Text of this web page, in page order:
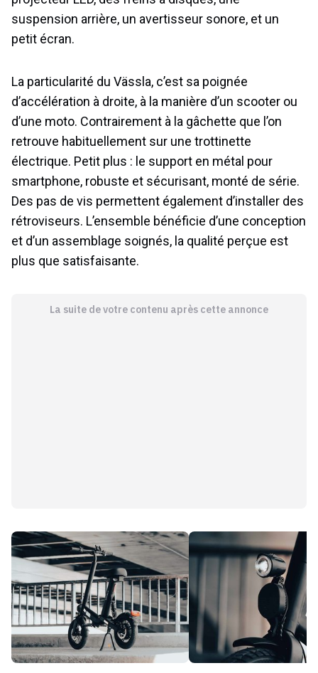
suspension arrière, un avertisseur sonore, et un
petit écran.
La particularité du Vässla, c’est sa poignée
d’accélération à droite, à la manière d’un scooter ou
d’une moto. Contrairement à la gâchette que l’on
retrouve habituellement sur une trottinette
électrique. Petit plus : le support en métal pour
smartphone, robuste et sécurisant, monté de série.
Des pas de vis permettent également d’installer des
rétroviseurs. L’ensemble bénéficie d’une conception
et d’un assemblage soignés, la qualité perçue est
plus que satisfaisante.
La suite de votre contenu après cette annonce